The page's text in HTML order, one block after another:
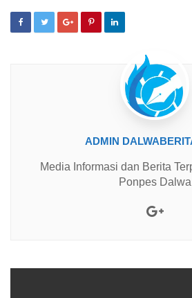
ADMIN
Media Informasi dan Berita
Ponpes Dalwa